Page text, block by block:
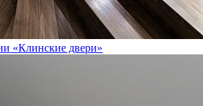
«Клинские двери»